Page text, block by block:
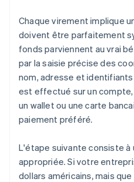
Chaque virement implique
doivent être parfaitement
fonds parviennent au vrai
par la saisie précise des
nom, adresse et
est effectué sur un
un wallet ou une carte
paiement préféré.
L'étape suivante consiste à
appropriée. Si votre
dollars américains, mais